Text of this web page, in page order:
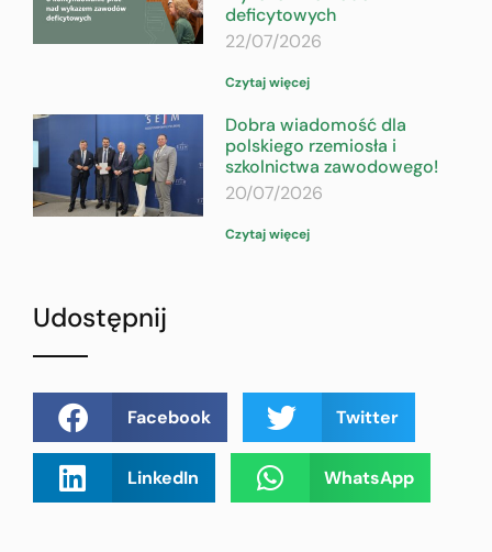
deficytowych
22/07/2026
Czytaj więcej
Dobra wiadomość dla
polskiego rzemiosła i
szkolnictwa zawodowego!
20/07/2026
Czytaj więcej
Udostępnij
Facebook Twitter
LinkedIn WhatsApp